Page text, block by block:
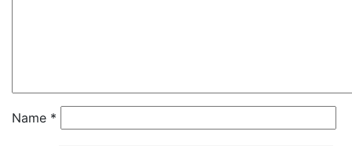
Name *